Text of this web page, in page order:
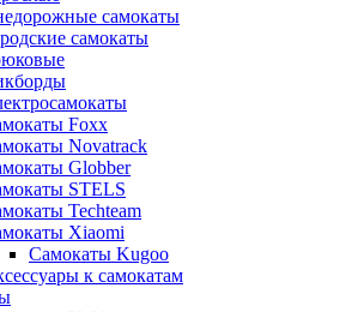
самокаты
самокаты
Foxx
Novatrack
Globber
STELS
Techteam
Xiaomi
Самокаты Kugoo
к самокатам